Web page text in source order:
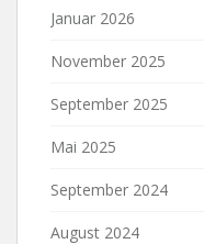
Januar 2026
November 2025
September 2025
Mai 2025
September 2024
August 2024